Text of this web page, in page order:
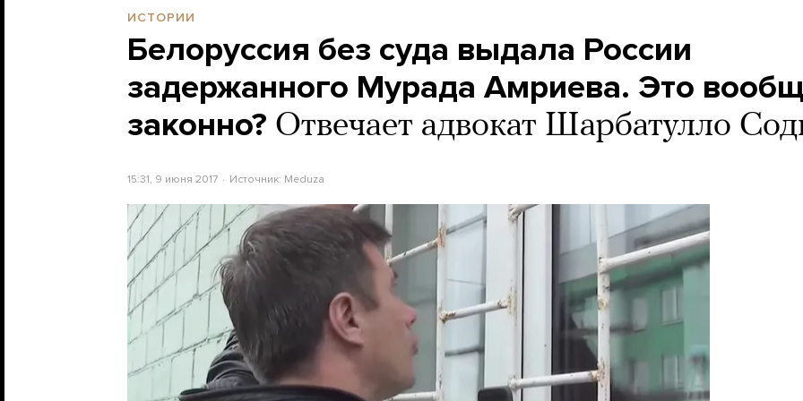
ИСТОРИИ
Белоруссия без суда выдала России
задержанного Мурада Амриева. Это
законно? Отвечает адвокат Шарбатулло
15:31, 9 июня 2017 Источник: Meduza